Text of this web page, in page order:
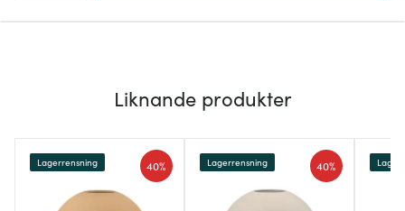
Liknande produkter
40%
Lagerrensning 40%
Lagerrensning